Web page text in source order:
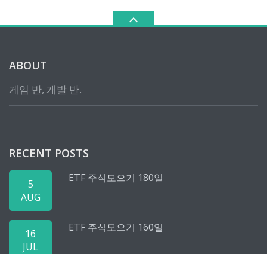
ABOUT
게임 반, 개발 반.
RECENT POSTS
5
AUG
ETF 주식모으기 180일
16
JUL
ETF 주식모으기 160일